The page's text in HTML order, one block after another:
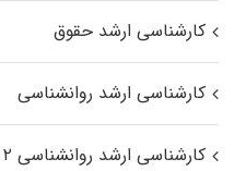
کارشناسی ارشد حقوق
کارشناسی ارشد روانشناسی
کارشناسی ارشد روانشناسی ۲